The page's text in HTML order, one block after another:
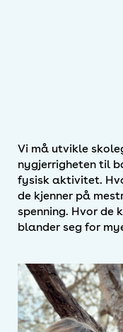
Vi må utvikle
nygjerrigheten til
fysisk aktivitet.
de kjenner på
spenning. Hvor de
blander seg for